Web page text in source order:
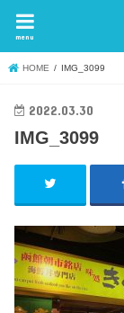
menu
HOME IMG_3099
2022.03.30
IMG_3099